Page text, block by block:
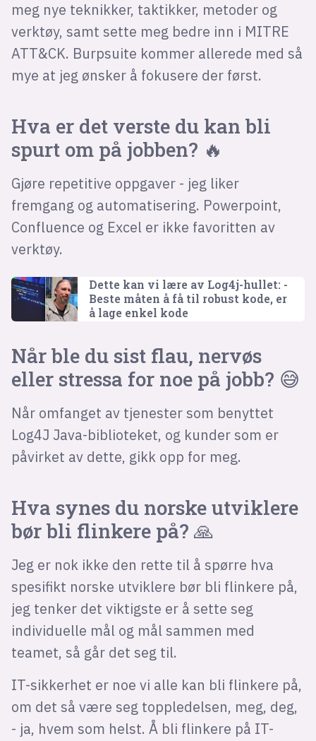
meg nye teknikker, taktikker, metoder og
verktøy, samt sette meg bedre inn i MITRE
ATT&CK. Burpsuite kommer allerede med så
mye at jeg ønsker å fokusere der først.
Hva er det verste du kan bli
spurt om på jobben? 🔥
Gjøre repetitive oppgaver - jeg liker
fremgang og automatisering. Powerpoint,
Confluence og Excel er ikke favoritten av
verktøy.
Dette kan vi lære av Log4j-hullet: -
Beste måten å få til robust kode, er
å lage enkel kode
Når ble du sist flau, nervøs
eller stressa for noe på jobb? 😅
Når omfanget av tjenester som benyttet
Log4J Java-biblioteket, og kunder som er
påvirket av dette, gikk opp for meg.
Hva synes du norske utviklere
bør bli flinkere på? 🙏
Jeg er nok ikke den rette til å spørre hva
spesifikt norske utviklere bør bli flinkere på,
jeg tenker det viktigste er å sette seg
individuelle mål og mål sammen med
teamet, så går det seg til.
IT-sikkerhet er noe vi alle kan bli flinkere på,
om det så være seg toppledelsen, meg, deg,
- ja, hvem som helst. Å bli flinkere på IT-